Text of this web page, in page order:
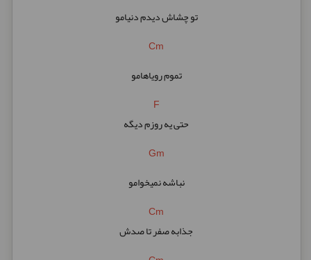
تو چشاش دیدم دنیامو
Cm
تموم رویاهامو
F
حتی یه روزم دیگه
Gm
نباشه نمیخوامو
Cm
جذابه صفر تا صدش